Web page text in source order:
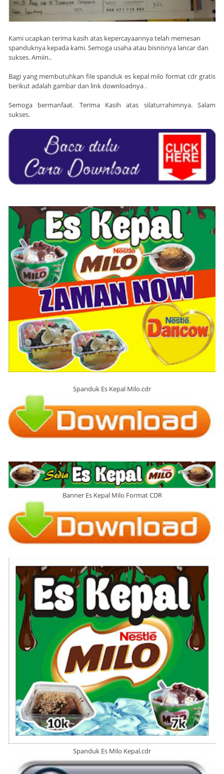
Kami ucapkan terima kasih atas kepercayaannya telah memesan
spanduknya kepada kami. Semoga usaha atau bisnisnya lancar dan
sukses. Amiin..
Bagi yang membutuhkan file spanduk es kepal milo format cdr gratis
berikut adalah gambar dan link downloadnya .
Semoga bermanfaat. Terima Kasih atas silaturrahimnya. Salam
sukses.
Spanduk Es Kepal Milo.cdr
Banner Es Kepal Milo Format CDR
Spanduk Es Milo Kepal.cdr